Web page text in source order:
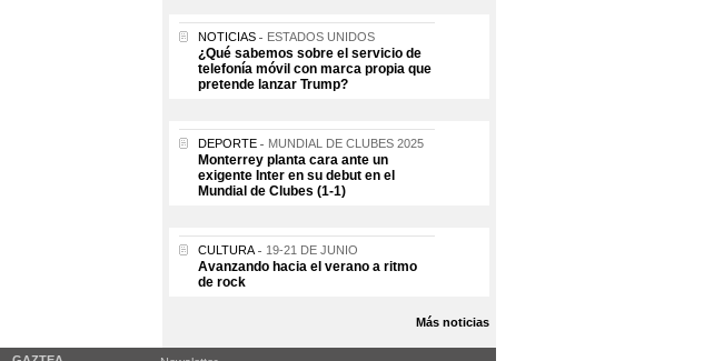
NOTICIAS ESTADOS UNIDOS
¿Qué sabemos sobre el servicio de
telefonía móvil con marca propia que
pretende lanzar Trump?
DEPORTE MUNDIAL DE CLUBES 2025
Monterrey planta cara ante un
exigente Inter en su debut en el
Mundial de Clubes (1-1)
CULTURA 19-21 DE JUNIO
Avanzando hacia el verano a ritmo
de rock
Más noticias